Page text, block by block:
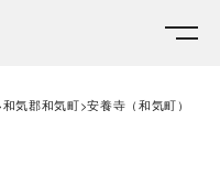
和気郡和気町 安養寺（和気町）